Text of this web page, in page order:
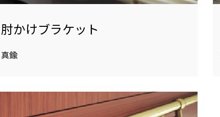
肘かけブラケット
真鍮